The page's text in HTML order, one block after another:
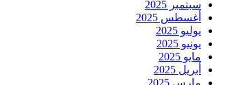
سبتمبر 2025
أغسطس 2025
يوليو 2025
يونيو 2025
مايو 2025
أبريل 2025
مارس 2025